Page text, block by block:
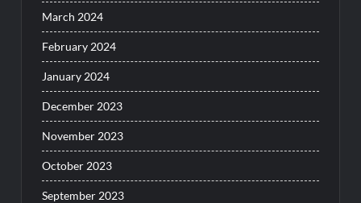
March 2024
February 2024
January 2024
December 2023
November 2023
October 2023
September 2023